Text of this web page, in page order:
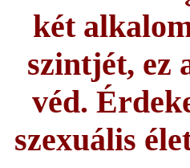
két
szintjét, ez
véd.
szexuális